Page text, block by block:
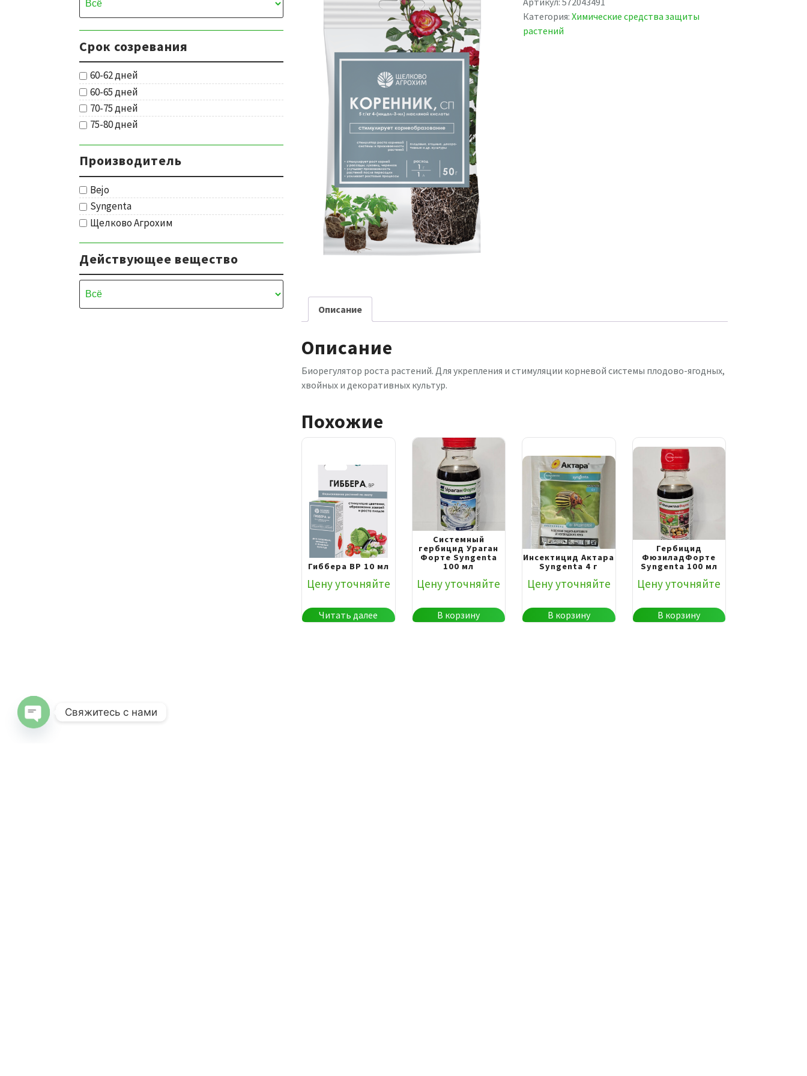
Категория:Химические средства защиты
растений
Описание
Описание
Биорегулятор роста растений. Для укрепления и стимуляции корневой системы плодово-ягодных,
хвойных и декоративных культур.
Похожие
Гиббера ВР 10 мл
Цену уточняйте
Читать далее
Системный
гербицид Ураган
Форте Syngenta
100 мл
Цену уточняйте
В корзину
Инсектицид Актара
Syngenta 4 г
Цену уточняйте
В корзину
Гербицид
ФюзиладФорте
Syngenta 100 мл
Цену уточняйте
В корзину
Срок созревания
60-62 дней
60-65 дней
70-75 дней
75-80 дней
Производитель
Bejo
Syngenta
Щелково Агрохим
Действующее вещество
Свяжитесь с нами